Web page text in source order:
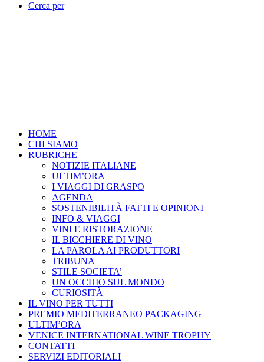
Cerca per
HOME
CHI SIAMO
RUBRICHE
NOTIZIE ITALIANE
ULTIM’ORA
I VIAGGI DI GRASPO
AGENDA
SOSTENIBILITÀ FATTI E OPINIONI
INFO & VIAGGI
VINI E RISTORAZIONE
IL BICCHIERE DI VINO
LA PAROLA AI PRODUTTORI
TRIBUNA
STILE SOCIETA’
UN OCCHIO SUL MONDO
CURIOSITÀ
IL VINO PER TUTTI
PREMIO MEDITERRANEO PACKAGING
ULTIM’ORA
VENICE INTERNATIONAL WINE TROPHY
CONTATTI
SERVIZI EDITORIALI